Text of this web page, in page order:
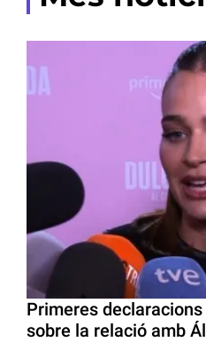
Primeres
sobre la relació amb